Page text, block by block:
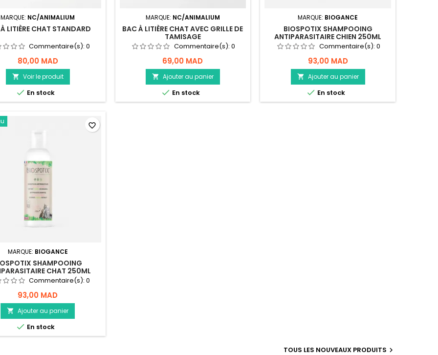
MARQUE: NC/ANIMALIUM
LITIÈRE CHAT STANDARD
Commentaire(s):0
80,00 MAD
 Voir le produit
 En stock
MARQUE: NC/ANIMALIUM
BAC À LITIÈRE CHAT AVEC GRILLE DE
TAMISAGE
Commentaire(s): 0
69,00 MAD
 Ajouter au panier
 En stock
MARQUE: BIOGANCE
BIOSPOTIX SHAMPOOING
ANTIPARASITAIRE CHIEN 250ML
Commentaire(s): 0
93,00 MAD
 Ajouter au panier
 En stock
MARQUE: BIOGANCE
SHAMPOOING
CHAT 250ML
Commentaire(s):0
93,00 MAD
 Ajouter au panier
 En stock
favorite_border
TOUS LES NOUVEAUX PRODUITS 